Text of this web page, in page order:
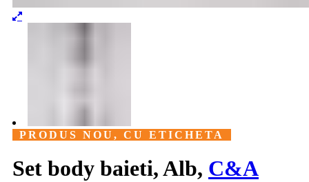
PRODUS NOU, CU ETICHETA
Set body baieti, Alb, C&A